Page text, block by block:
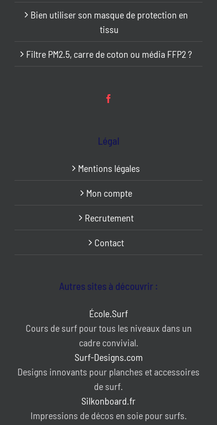
Bien utiliser son masque de protection en
tissu
Filtre PM2.5, carre de coton ou média FFP2 ?
Légal
Mentions légales
Mon compte
Recrutement
Contact
Autres sites à découvrir :
École.Surf
Cours de surf pour tous les niveaux dans un
cadre convivial.
Surf-Designs.com
Designs innovants pour planches et accessoires
de surf.
Silkonboard.fr
Impressions de décos en soie pour surfs.